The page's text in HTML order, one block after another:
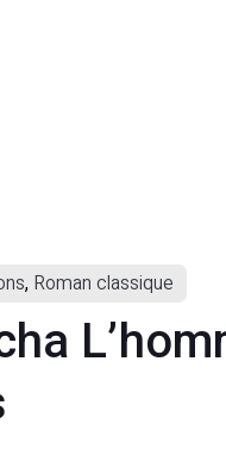
, Roman classique